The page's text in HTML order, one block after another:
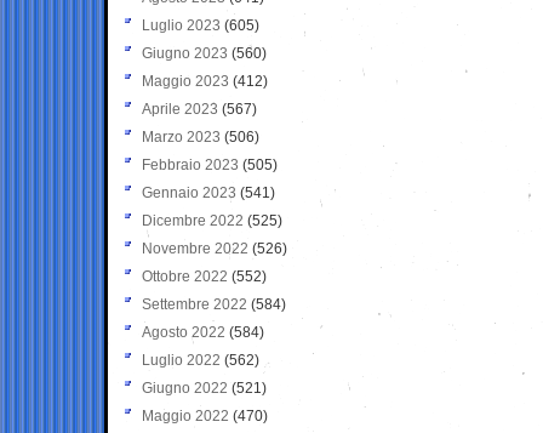
Luglio 2023 (605)
Giugno 2023 (560)
Maggio 2023 (412)
Aprile 2023 (567)
Marzo 2023 (506)
Febbraio 2023 (505)
Gennaio 2023 (541)
Dicembre 2022 (525)
Novembre 2022 (526)
Ottobre 2022 (552)
Settembre 2022 (584)
Agosto 2022 (584)
Luglio 2022 (562)
Giugno 2022 (521)
Maggio 2022 (470)